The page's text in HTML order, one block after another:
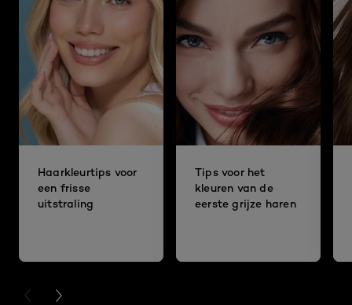
Haarkleurtips voor
een frisse
uitstraling
Tips voor het
kleuren van de
eerste grijze haren
PREVIOUS CARD
NEXT CARD